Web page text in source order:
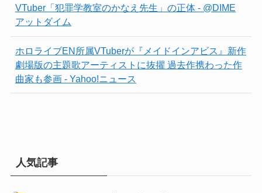
VTuber「犯罪学教室のかなえ先生」の正体 - @DIME
アットダイム
ホロライブEN所属VTuberが『メイドインアビス』新作
劇場版の主題歌アーティストに抜擢 過去作携わった作
曲家も参画 - Yahoo!ニュース
人気記事